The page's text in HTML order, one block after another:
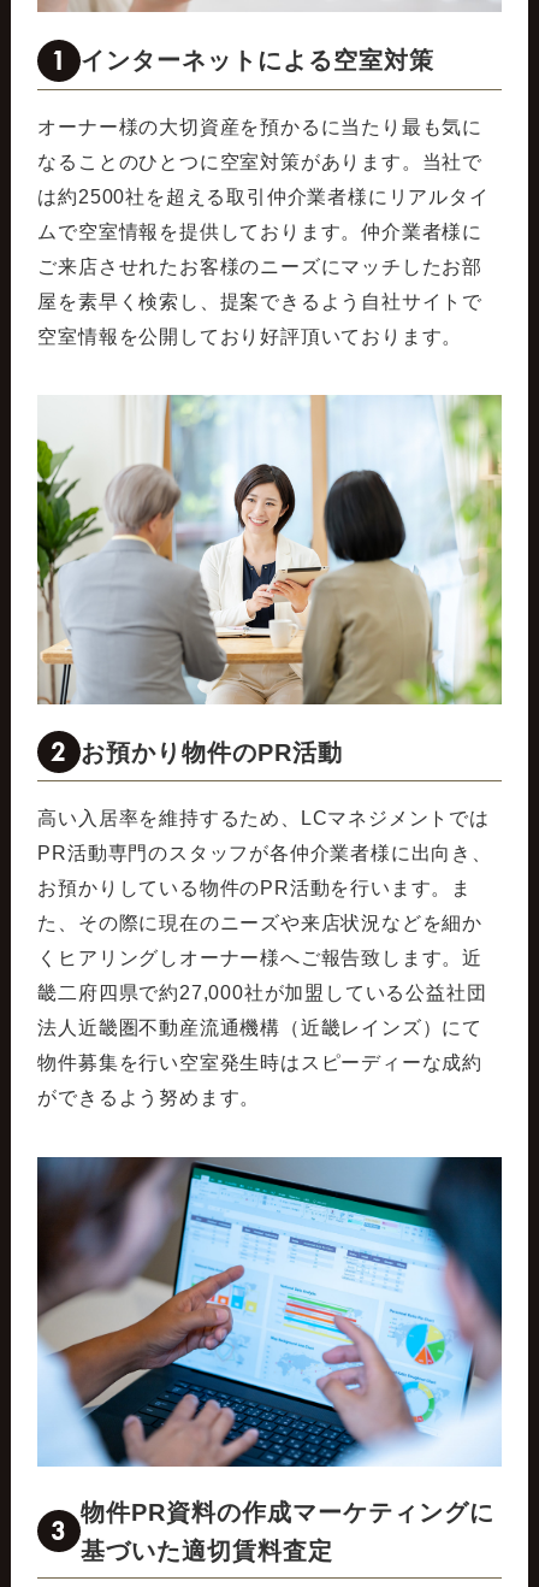
1 インターネットによる空室対策
オーナー様の大切資産を預かるに当たり最も気に
なることのひとつに空室対策があります。当社で
は約2500社を超える取引仲介業者様にリアルタイ
ムで空室情報を提供しております。仲介業者様に
ご来店させれたお客様のニーズにマッチしたお部
屋を素早く検索し、提案できるよう自社サイトで
空室情報を公開しており好評頂いております。
2 お預かり物件のPR活動
高い入居率を維持するため、LCマネジメントでは
PR活動専門のスタッフが各仲介業者様に出向き、
お預かりしている物件のPR活動を行います。ま
た、その際に現在のニーズや来店状況などを細か
くヒアリングしオーナー様へご報告致します。近
畿二府四県で約27,000社が加盟している公益社団
法人近畿圏不動産流通機構（近畿レインズ）にて
物件募集を行い空室発生時はスピーディーな成約
ができるよう努めます。
3
物件PR資料の作成マーケティングに
基づいた適切賃料査定